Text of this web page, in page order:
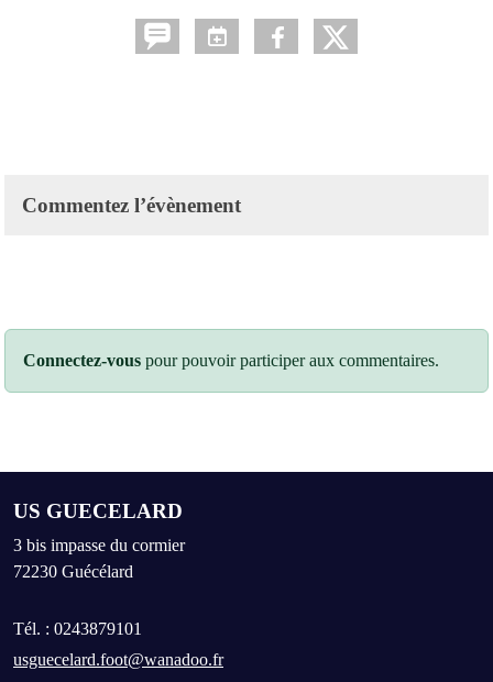
Commentez l’évènement
Connectez-vous pour pouvoir participer aux commentaires.
US GUECELARD
3 bis impasse du cormier
72230 Guécélard
Tél. : 0243879101
usguecelard.foot@wanadoo.fr